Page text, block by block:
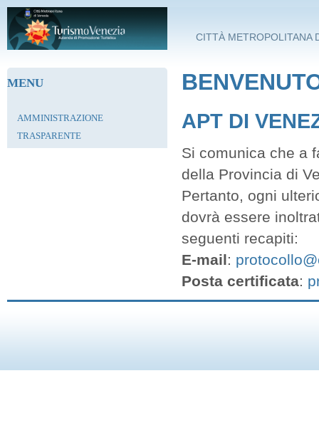
Salta al contenuto principale
CITTÀ METROPOLITANA
MENU
AMMINISTRAZIONE
TRASPARENTE
APT DI
Si comunica che a
della Provincia di
Pertanto, ogni
dovrà essere
seguenti recapiti:
E-mail:
Posta certificata: